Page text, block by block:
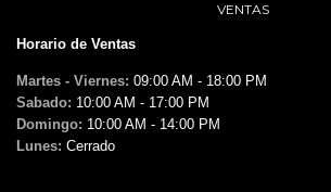
VENTAS
Horario de Ventas
Martes - Viernes: 09:00 AM - 18:00 PM
Sabado: 10:00 AM - 17:00 PM
Domingo: 10:00 AM - 14:00 PM
Lunes: Cerrado